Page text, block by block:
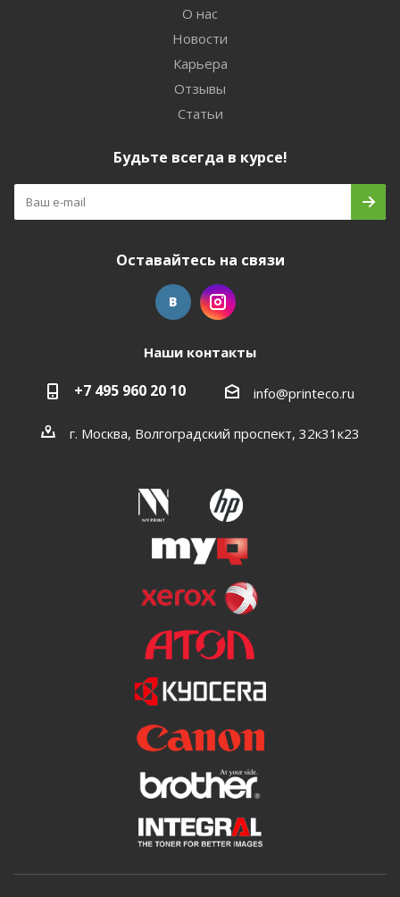
О нас
Новости
Карьера
Отзывы
Статьи
Будьте всегда в курсе!
Оставайтесь на связи
Наши контакты
+7 495 960 20 10 info@printeco.ru
г. Москва, Волгоградский проспект, 32к31к23